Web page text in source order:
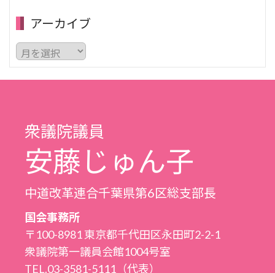
アーカイブ
ア
ー
カ
イ
衆議院議員
安藤じゅん子
中道改革連合千葉県第6区総支部長
国会事務所
〒100-8981 東京都千代田区永田町2-2-1
衆議院第一議員会館1004号室
TEL.03-3581-5111（代表）